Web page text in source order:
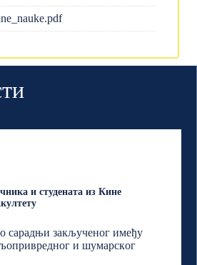
и студената из Кине
сарадњи закљученог имеђу
и шумарскoг